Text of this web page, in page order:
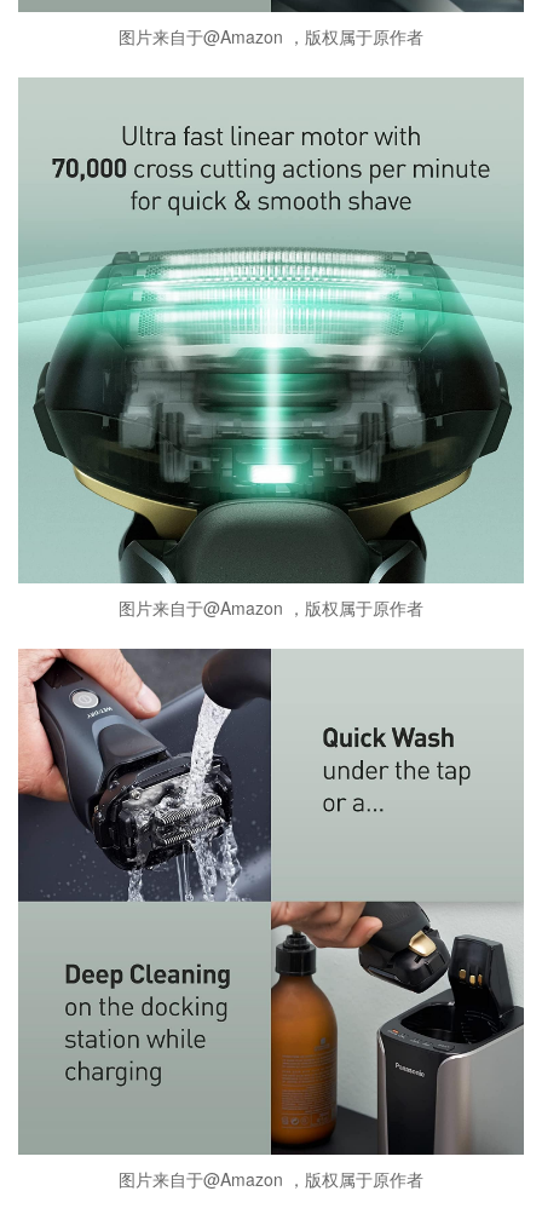
图片来自于@Amazon ，版权属于原作者
图片来自于@Amazon ，版权属于原作者
图片来自于@Amazon ，版权属于原作者